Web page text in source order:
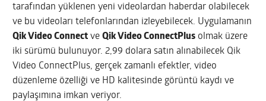
tarafından yüklenen yeni videolardan haberdar olabilecek
ve bu videoları telefonlarından izleyebilecek. Uygulamanın
Qik Video Connect veQik Video ConnectPlus olmak üzere
iki sürümü bulunuyor. 2,99 dolara satın alınabilecek Qik
Video ConnectPlus, gerçek zamanlı efektler, video
düzenleme özelliği ve HD kalitesinde görüntü kaydı ve
paylaşımına imkan veriyor.